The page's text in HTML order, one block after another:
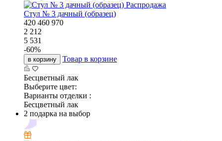
Распродажа
Стул № 3 дачный (образец)
420 460 970
2 212
5 531
-60%
в корзину Товар в корзине
Бесцветный лак
Выберите цвет:
Варианты отделки :
Бесцветный лак
2 подарка на выбор